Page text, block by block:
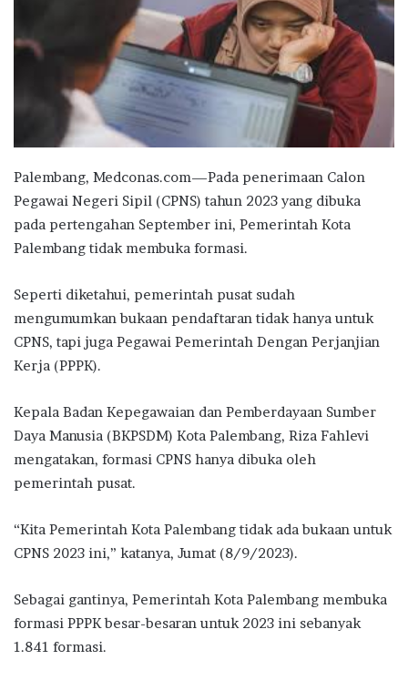
Palembang, Medconas.com—Pada penerimaan Calon
Pegawai Negeri Sipil (CPNS) tahun 2023 yang dibuka
pada pertengahan September ini, Pemerintah Kota
Palembang tidak membuka formasi.
Seperti diketahui, pemerintah pusat sudah
mengumumkan bukaan pendaftaran tidak hanya untuk
CPNS, tapi juga Pegawai Pemerintah Dengan Perjanjian
Kerja (PPPK).
Kepala Badan Kepegawaian dan Pemberdayaan Sumber
Daya Manusia (BKPSDM) Kota Palembang, Riza Fahlevi
mengatakan, formasi CPNS hanya dibuka oleh
pemerintah pusat.
“Kita Pemerintah Kota Palembang tidak ada bukaan untuk
CPNS 2023 ini,” katanya, Jumat (8/9/2023).
Sebagai gantinya, Pemerintah Kota Palembang membuka
formasi PPPK besar-besaran untuk 2023 ini sebanyak
1.841 formasi.